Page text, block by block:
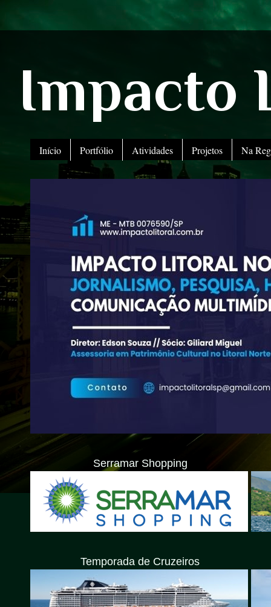
Impacto
Início Portfólio Atividades Projetos Na
Serramar Shopping
Temporada de Cruzeiros